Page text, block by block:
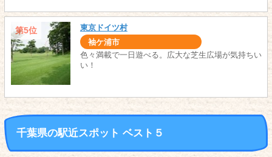
第5位 東京ドイツ村
袖ケ浦市
色々満載で一日遊べる。広大な芝生広場が気持ちい
い！
千葉県の駅近スポット ベスト５